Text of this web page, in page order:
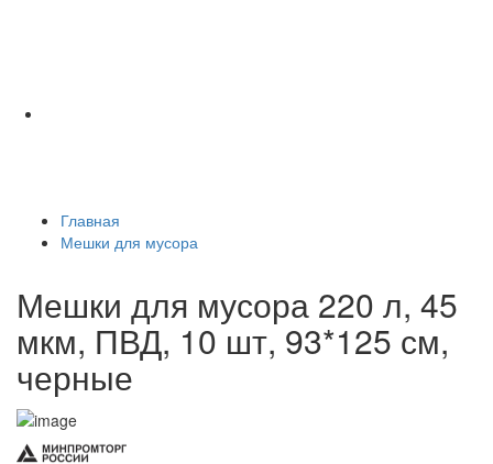
Главная
Мешки для мусора
Мешки для мусора 220 л, 45
мкм, ПВД, 10 шт, 93*125 см,
черные